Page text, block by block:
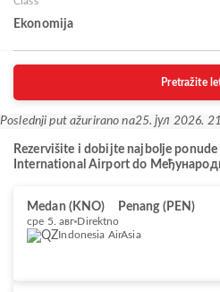
Ekonomija
Pretražite
Poslednji put ažurirano na25. јул 2026.
Rezervišite i dobijte najbolje
International Airport do
Medan (KNO) Penang (PEN)
сре 5. авг Direktno
Indonesia AirAsia